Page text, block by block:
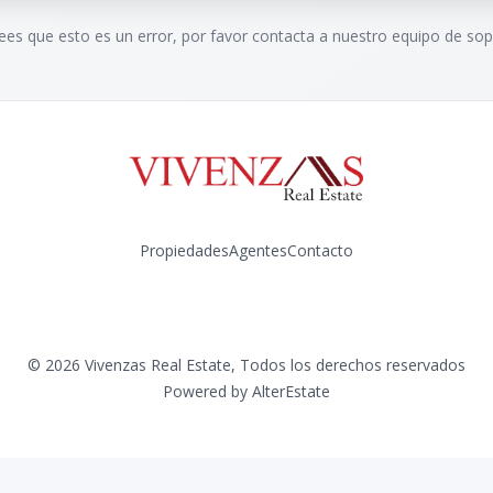
que esto es un error, por favor contacta a nuestro equipo de
PropiedadesAgentesContacto
© 2026 Vivenzas Real Estate, Todos los derechos reservados
Powered by AlterEstate